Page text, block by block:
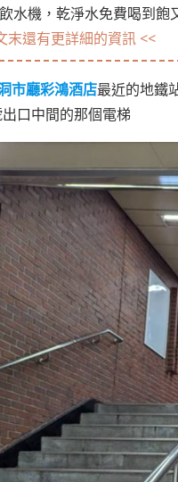
水機，乾淨水免費喝到飽
末還有更詳細的資訊 <<
市廳彩鴻酒店最近的地鐵
口中間的那個電梯